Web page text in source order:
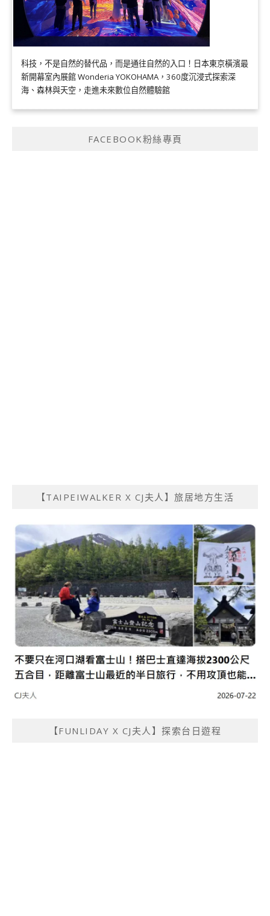
科技，不是自然的替代品，而是通往自然的入口！日本東京橫濱最
新開幕室內展館 Wonderia YOKOHAMA，360度沉浸式探索深
海、森林與天空，走進未來數位自然體驗館
FACEBOOK粉絲專頁
【TAIPEIWALKER X CJ夫人】旅居地方生活
【FUNLIDAY X CJ夫人】探索台日遊程